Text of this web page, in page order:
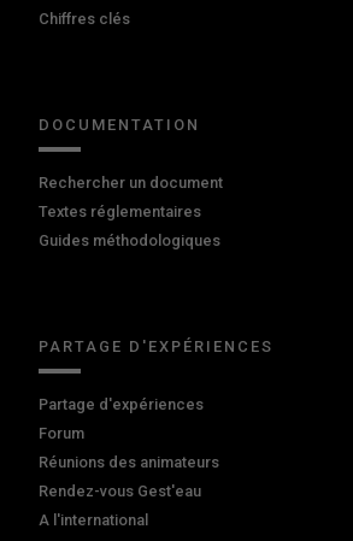
Chiffres clés
DOCUMENTATION
Rechercher un document
Textes réglementaires
Guides méthodologiques
PARTAGE D'EXPÉRIENCES
Partage d'expériences
Forum
Réunions des animateurs
Rendez-vous Gest'eau
A l'international